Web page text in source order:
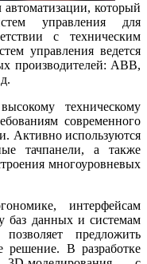
который
управления для
с техническим
управления ведется
производителей: АВВ,
техническому
современного
Активно используются
тачпанели, а также
многоуровневых
интерфейсам
баз данных и системам
предложить
решение. В разработке